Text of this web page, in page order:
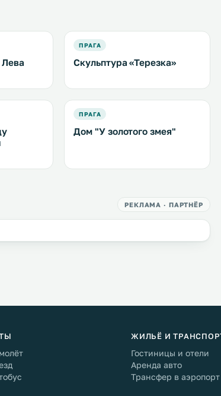
Лева
ПРАГА
Скульптура «Терезка»
ПРАГА
Дом "У золотого змея"
РЕКЛАМА · ПАРТНЁР
ЖИЛЬЁ И
Гостиницы и отели
Аренда авто
Трансфер в аэропорт